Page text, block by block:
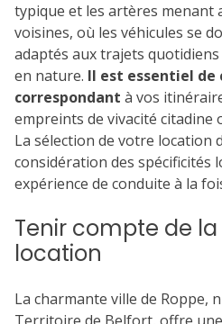
typique et les artères menant
voisines, où les véhicules se
adaptés aux trajets quotidiens
en nature. Il est essentiel de
correspondant à vos
empreints de vivacité citadine
La sélection de votre location
considération des spécificités
expérience de conduite à la
Tenir compte de
location
La charmante ville de Roppe,